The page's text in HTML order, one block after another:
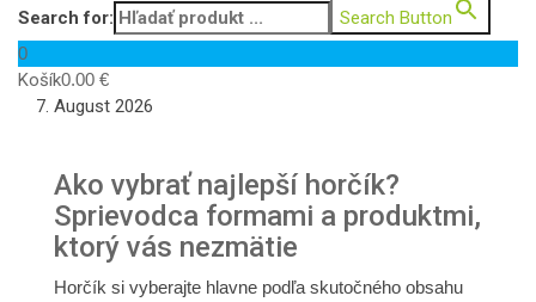
Search for: Search Button
0
Košík0.00 €
7. August 2026
Ako vybrať najlepší horčík?
Sprievodca formami a produktmi,
ktorý vás nezmätie
Horčík si vyberajte hlavne podľa skutočného obsahu